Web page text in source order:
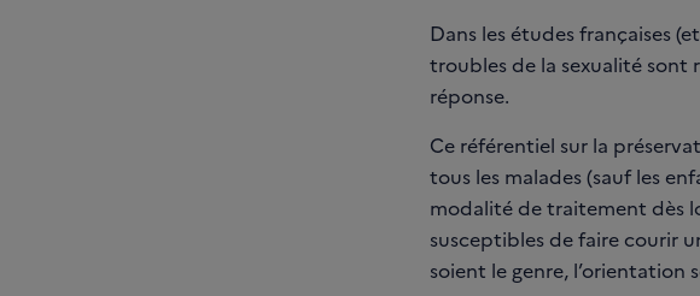
Dans les études françaises
troubles de la sexualité sont
réponse.
Ce référentiel sur la
tous les malades (sauf les
modalité de traitement dès
susceptibles de faire courir
soient le genre, l’orientation